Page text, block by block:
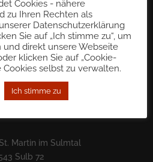
Martin im Sulmtal
Sulb 72
Cookies - nähere
zu Ihren Rechten als
Datenschutzerklärung
Sie auf „Ich stimme zu“, um
und direkt unsere Webseite
klicken Sie auf „Cookie-
Cookies selbst zu verwalten.
Ich stimme zu